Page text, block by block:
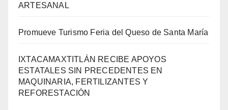
ARTESANAL
Promueve Turismo Feria del Queso de Santa María
IXTACAMAXTITLÁN RECIBE APOYOS
ESTATALES SIN PRECEDENTES EN
MAQUINARIA, FERTILIZANTES Y
REFORESTACIÓN